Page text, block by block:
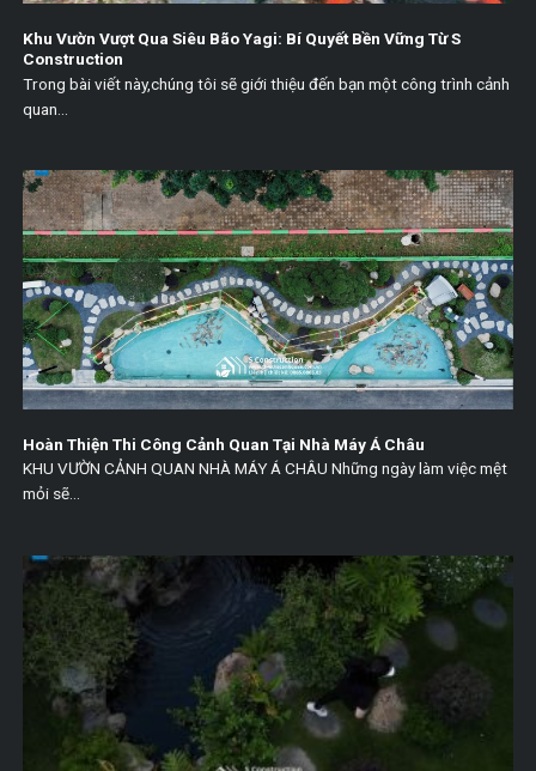
Khu Vườn Vượt Qua Siêu Bão Yagi: Bí Quyết Bền Vững Từ S
Construction
Trong bài viết này,chúng tôi sẽ giới thiệu đến bạn một công trình cảnh
quan...
Hoàn Thiện Thi Công Cảnh Quan Tại Nhà Máy Á Châu
KHU VƯỜN CẢNH QUAN NHÀ MÁY Á CHÂU Những ngày làm việc mệt
mỏi sẽ...